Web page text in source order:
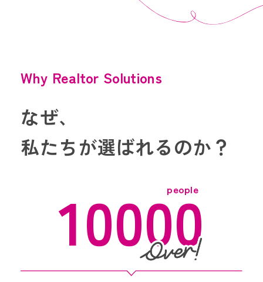
Why Realtor Solutions
なぜ、
私たちが選ばれるのか？
10000